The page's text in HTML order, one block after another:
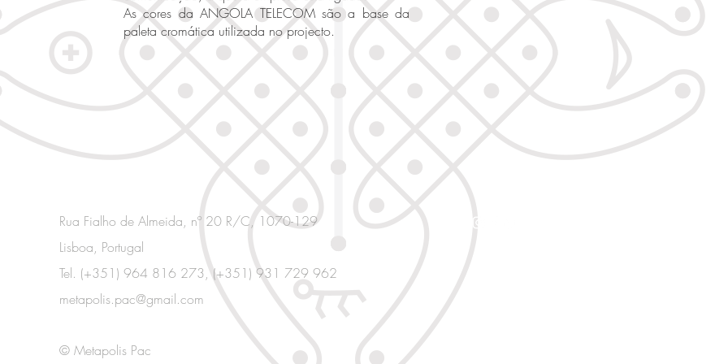
As cores da ANGOLA TELECOM são a base da
paleta cromática utilizada no projecto.
Rua Fialho de Almeida, nº 20 R/C, 1070-129
Lisboa, Portugal
Tel. (+351) 964 816 273, (+351) 931 729 962
metapolis.pac@gmail.com
© Metapolis Pac